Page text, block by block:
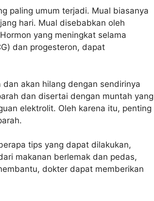
paling umum terjadi. Mual biasanya
hari. Mual disebabkan oleh
yang meningkat selama
dan progesteron, dapat
akan hilang dengan sendirinya
dan disertai dengan muntah yang
elektrolit. Oleh karena itu, penting
tips yang dapat dilakukan,
makanan berlemak dan pedas,
dokter dapat memberikan